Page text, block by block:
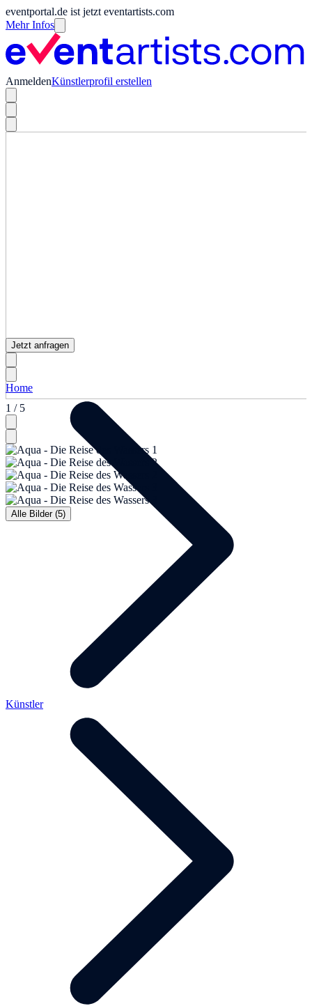
eventportal.de ist jetzt eventartists.com
Mehr Infos
AnmeldenKünstlerprofil erstellen
1 / 5
Alle Bilder (5)
Jetzt anfragen
Home
Künstler